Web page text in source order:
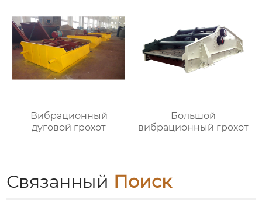
Вибрационный
дуговой грохот
Большой
вибрационный грохот
Связанный Поиск